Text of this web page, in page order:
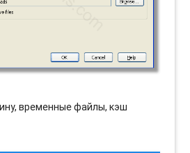
временные файлы, кэш